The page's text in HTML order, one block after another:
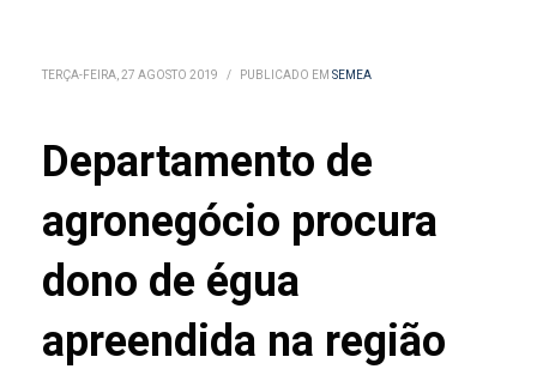
TERÇA-FEIRA, 27 AGOSTO 2019 / PUBLICADO EM SEMEA
Departamento de
agronegócio procura
dono de égua
apreendida na região